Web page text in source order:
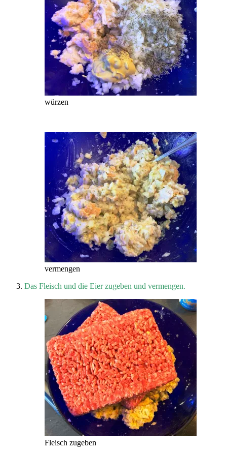
würzen
vermengen
Das Fleisch und die Eier zugeben und vermengen.
Fleisch zugeben